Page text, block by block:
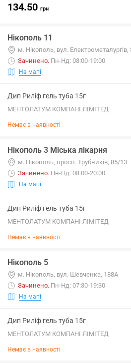
134.50 грн
Нікополь 11
м. Нікополь, вул. Електрометалургів,
Зачинено. Пн-Нд: 08:00-19:00
На мапі
Дип Риліф гель туба 15г
МЕНТОЛАТУМ КОМПАНІ ЛІМІТЕД
Немає в наявності
Нікополь 3 Міська лікарня
м. Нікополь, просп. Трубників, 85/13
Зачинено. Пн-Нд: 08:00-20:00
На мапі
Дип Риліф гель туба 15г
МЕНТОЛАТУМ КОМПАНІ ЛІМІТЕД
Немає в наявності
Нікополь 5
м. Нікополь, вул. Шевченка, 188А
Зачинено. Пн-Нд: 07:30-19:30
На мапі
Дип Риліф гель туба 15г
МЕНТОЛАТУМ КОМПАНІ ЛІМІТЕД
Немає в наявності